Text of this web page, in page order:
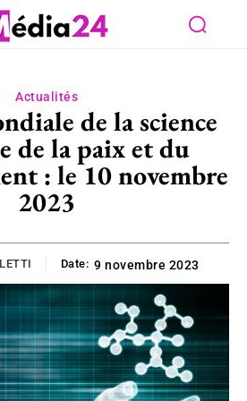
Actualités
de la science
de la paix et du
: le 10 novembre
2023
Date: 9 novembre 2023